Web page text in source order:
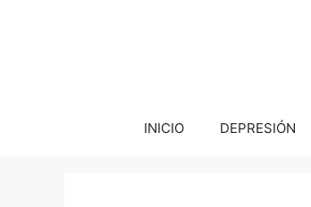
INICIO DEPRESIÓN